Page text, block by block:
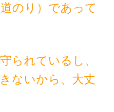
のり）であって
られているし、
ないから、大丈